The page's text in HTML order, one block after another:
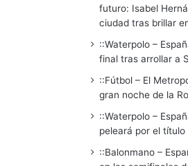
futuro: Isabel
ciudad tras brillar
::Waterpolo –
final tras arrollar a
::Fútbol – El
gran noche de la
::Waterpolo –
peleará por el
::Balonmano –